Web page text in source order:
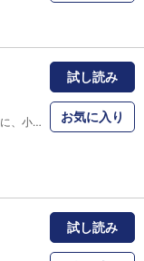
力士として大きく成長した鯉太郎に、小生意気な大卒とデブオタヒッキーが新たに弟弟子として加わる。一方、あの王虎は鯉太郎と同じ番付に!! 灼熱大相撲巨編「バチバチ」、物語は新たなる土俵へ!!
試し読み
お気に入り
試し読み